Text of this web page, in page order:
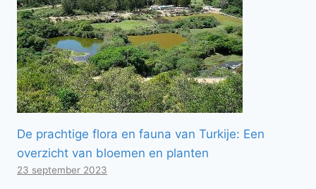
De prachtige flora en fauna van Turkije: Een
overzicht van bloemen en planten
23 september 2023